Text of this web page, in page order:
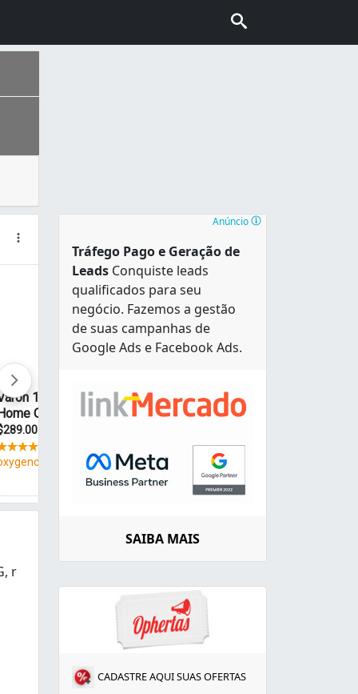
r
retificadores, transformadores, inversoras e
Anúncio
Tráfego Pago e Geração de
Leads Conquiste leads
qualificados para seu
negócio. Fazemos a gestão
de suas campanhas de
Google Ads e Facebook Ads.
SAIBA MAIS
CADASTRE AQUI SUAS OFERTAS